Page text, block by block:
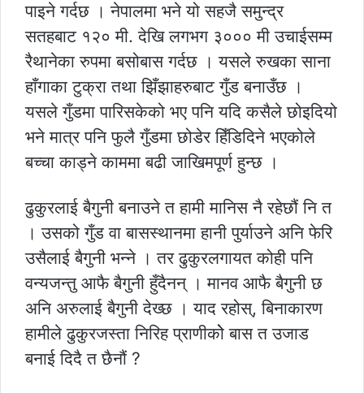
पाइने गर्दछ । नेपालमा भने यो सहजै समुन्द्र
सतहबाट १२० मी. देखि लगभग ३००० मी उचाईसम्म
रैथानेका रुपमा बसोबास गर्दछ । यसले रुखका साना
हाँगाका टुक्रा तथा झिँझाहरुबाट गुँड बनाउँछ ।
यसले गुँडमा पारिसकेको भए पनि यदि कसैले छोइदियो
भने मात्र पनि फुलै गुँडमा छोडेर हिँडिदिने भएकोले
बच्चा काड्ने काममा बढी जाखिमपूर्ण हुन्छ ।
ढुकुरलाई बैगुनी बनाउने त हामी मानिस नै रहेछौं नि त
। उसको गुँड वा बासस्थानमा हानी पुर्याउने अनि फेरि
उसैलाई बैगुनी भन्ने । तर ढुकुरलगायत कोही पनि
वन्यजन्तु आफै बैगुनी हुँदैनन् । मानव आफै बैगुनी छ
अनि अरुलाई बैगुनी देख्छ । याद रहोस्, बिनाकारण
हामीले ढुकुरजस्ता निरिह प्राणीकोे बास त उजाड
बनाई दिदै त छैनौं ?